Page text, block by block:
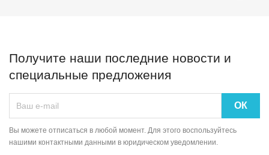
Получите наши последние новости и
специальные предложения
Вы можете отписаться в любой момент. Для этого воспользуйтесь
нашими контактными данными в юридическом уведомлении.